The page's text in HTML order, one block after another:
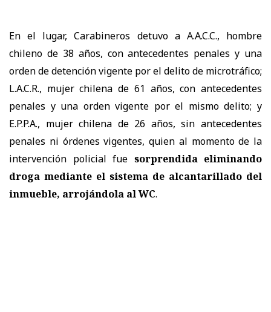
En el lugar, Carabineros detuvo a A.A.C.C., hombre
chileno de 38 años, con antecedentes penales y una
orden de detención vigente por el delito de microtráfico;
L.A.C.R., mujer chilena de 61 años, con antecedentes
penales y una orden vigente por el mismo delito; y
E.P.P.A., mujer chilena de 26 años, sin antecedentes
penales ni órdenes vigentes, quien al momento de la
intervención policial fue sorprendida eliminando
droga mediante el sistema de alcantarillado del
inmueble, arrojándola al WC.